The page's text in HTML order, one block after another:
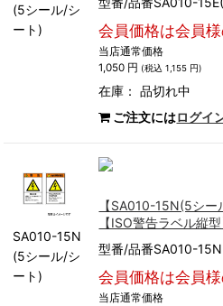
(5シール/シ
ート)
会員価格は会員
当店通常価格
1,050 円 (税込 1,155 円)
在庫：品切れ中
ご注文にはログイ
SA010-15N
(5シール/シ
ート)
【SA010-15N(5シ
【ISO警告ラベル縦型
型番/品番SA010-
会員価格は会員
当店通常価格